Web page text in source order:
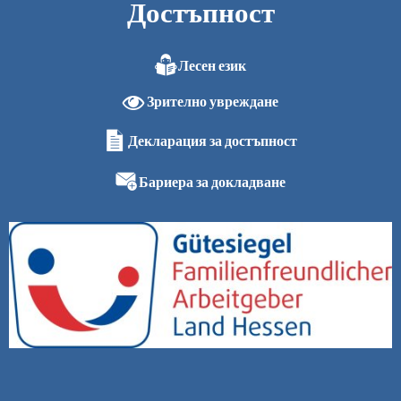
Достъпност
Лесен език
Зрително увреждане
Декларация за достъпност
Бариера за докладване